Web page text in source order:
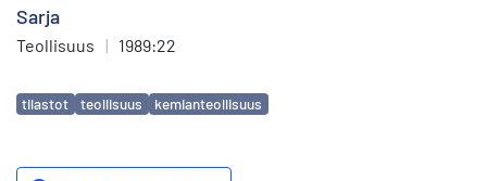
Sarja
Teollisuus | 1989:22
Avainsanat
tilastot teollisuus kemianteollisuus